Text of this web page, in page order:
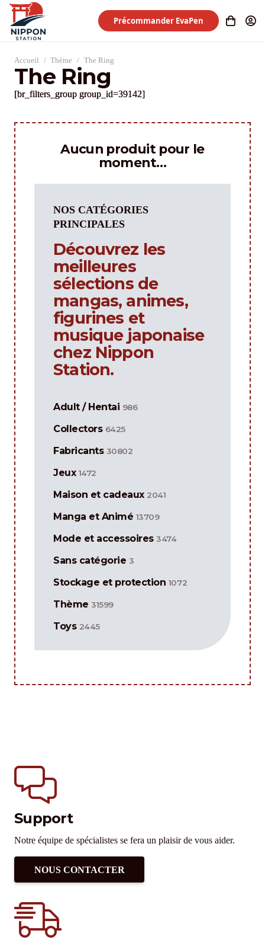
Précommander EvaPen
Accueil / Thème / The Ring
The Ring
[br_filters_group group_id=39142]
Aucun produit pour le
moment…
NOS CATÉGORIES
PRINCIPALES
Découvrez les
meilleures
sélections de
mangas, animes,
figurines et
musique japonaise
chez Nippon
Station.
Adult / Hentai 986
Collectors 6425
Fabricants 30802
Jeux 1472
Maison et cadeaux 2041
Manga et Animé 13709
Mode et accessoires 3474
Sans catégorie 3
Stockage et protection 1072
Thème 31599
Toys 2445
Support
Notre équipe de spécialistes se fera un plaisir de vous aider.
NOUS CONTACTER